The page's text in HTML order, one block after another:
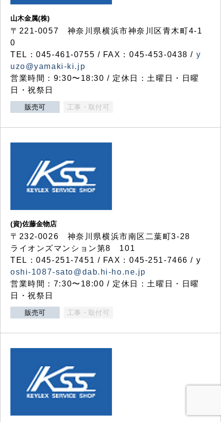
山木金属(株)
〒221-0057 神奈川県横浜市神奈川区青木町4-1
0
TEL：045-461-0755 / FAX：045-453-0438 / y
uzo@yamaki-ki.jp
営業時間：9:30〜18:30 / 定休日：土曜日・日曜
日・祝祭日
販売可 工事・取付可
(資)佐藤金物店
〒232-0026 神奈川県横浜市南区二葉町3-28
ライオンズマンション第8 101
TEL：045-251-7451 / FAX：045-251-7466 / y
oshi-1087-sato@dab.hi-ho.ne.jp
営業時間：7:30〜18:00 / 定休日：土曜日・日曜
日・祝祭日
販売可 工事・取付可